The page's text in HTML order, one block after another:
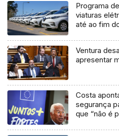
Programa
viaturas
até ao fim
Ventura
apresentar
Costa
segurança
que “não é